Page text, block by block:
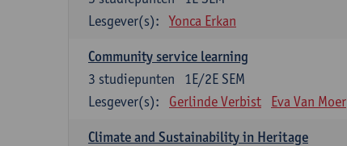
Lesgever(s):
Yonca Erkan
Community service learning
1E/2E SEM
3 studiepunten
Lesgever(s):
Gerlinde Verbist Eva Van Moer
Climate and Sustainability in Heritage